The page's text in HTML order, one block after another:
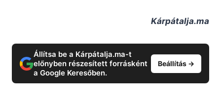
Kárpátalja.ma
Állítsa be a Kárpátalja.ma-t
előnyben részesített forrásként
a Google Keresőben.
Beállítás →